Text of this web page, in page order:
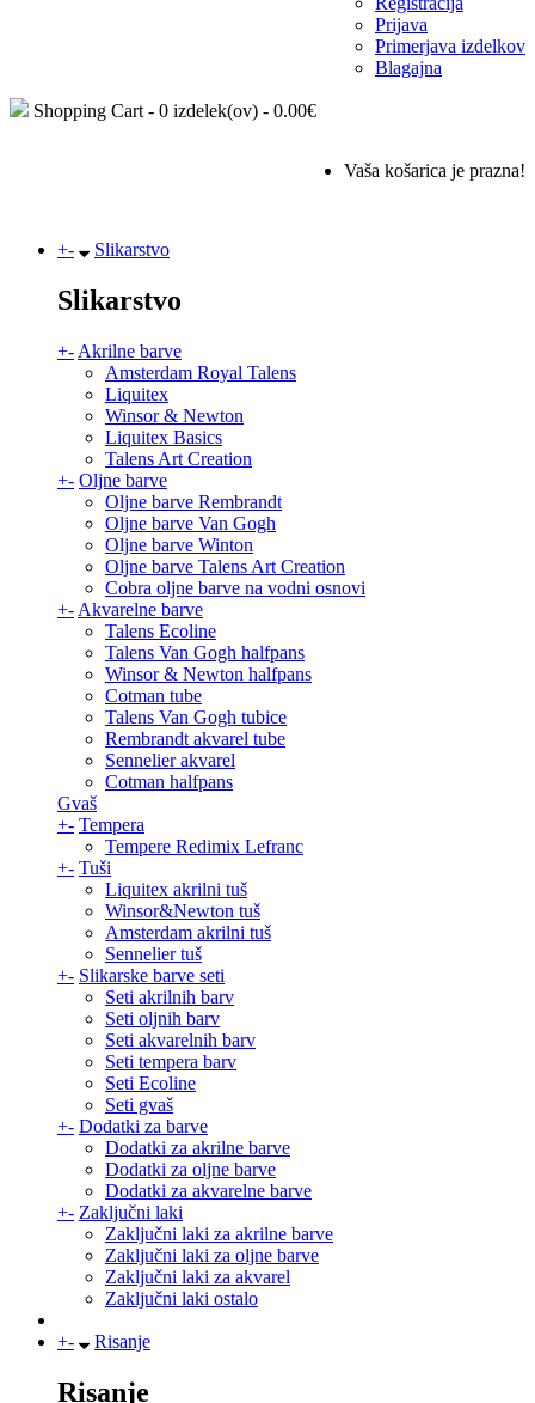
Prijava
Primerjava izdelkov
Blagajna
Shopping Cart - 0 izdelek(ov) - 0.00€
Vaša košarica je prazna!
+- Slikarstvo
Slikarstvo
+- Akrilne barve
Amsterdam Royal Talens
Liquitex
Winsor & Newton
Liquitex Basics
Talens Art Creation
+- Oljne barve
Oljne barve Rembrandt
Oljne barve Van Gogh
Oljne barve Winton
Oljne barve Talens Art Creation
Cobra oljne barve na vodni osnovi
+- Akvarelne barve
Talens Ecoline
Talens Van Gogh halfpans
Winsor & Newton halfpans
Cotman tube
Talens Van Gogh tubice
Rembrandt akvarel tube
Sennelier akvarel
Cotman halfpans
Gvaš
+- Tempera
Tempere Redimix Lefranc
+- Tuši
Liquitex akrilni tuš
Winsor&Newton tuš
Amsterdam akrilni tuš
Sennelier tuš
+- Slikarske barve seti
Seti akrilnih barv
Seti oljnih barv
Seti akvarelnih barv
Seti tempera barv
Seti Ecoline
Seti gvaš
+- Dodatki za barve
Dodatki za akrilne barve
Dodatki za oljne barve
Dodatki za akvarelne barve
+- Zaključni laki
Zaključni laki za akrilne barve
Zaključni laki za oljne barve
Zaključni laki za akvarel
Zaključni laki ostalo
+- Risanje
Risanje